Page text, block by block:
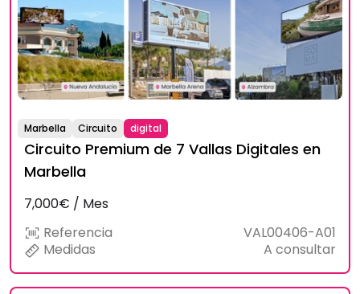
Marbella Circuito digital
Circuito Premium de 7 Vallas Digitales en
Marbella
7,000€ / Mes
Referencia
VAL00406-A01
Medidas
A consultar